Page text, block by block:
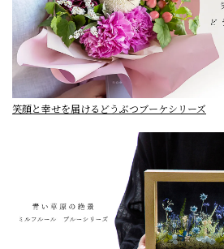
笑顔と幸せを届けるどうぶつブーケシリーズ